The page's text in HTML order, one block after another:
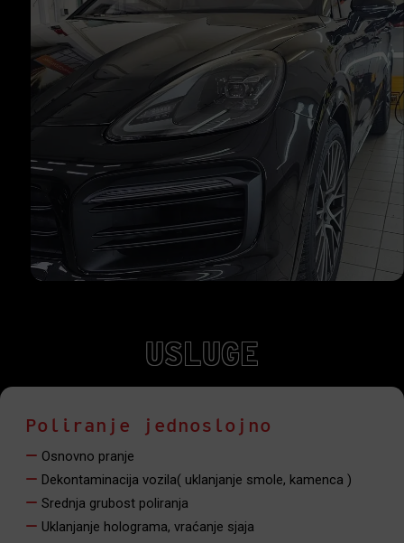
USLUGE
Poliranje jednoslojno
Osnovno pranje
Dekontaminacija vozila( uklanjanje smole, kamenca )
Srednja grubost poliranja
Uklanjanje holograma, vraćanje sjaja